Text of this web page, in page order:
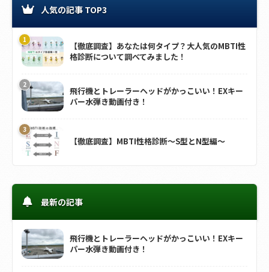
人気の記事 TOP3
【徹底調査】あなたは何タイプ？大人気のMBTI性
格診断について調べてみました！
飛行機とトレーラーヘッドがかっこいい！EXキー
パー水弾き動画付き！
【徹底調査】MBTI性格診断～S型とN型編～
最新の記事
飛行機とトレーラーヘッドがかっこいい！EXキー
パー水弾き動画付き！